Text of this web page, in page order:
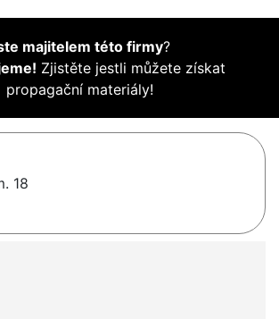
majitelem této firmy?
Zjistěte jestli můžete získat
propagační materiály!
18